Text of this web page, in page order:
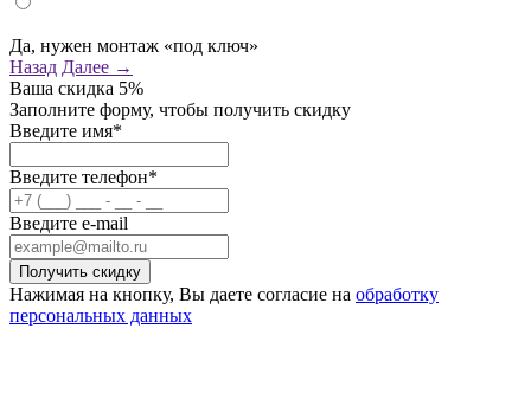
Да, нужен монтаж «под ключ»
Назад Далее →
Ваша скидка 5%
Заполните форму, чтобы получить скидку
Введите имя*
Введите телефон*
Введите e-mail
Нажимая на кнопку, Вы даете согласие на обработку
персональных данных